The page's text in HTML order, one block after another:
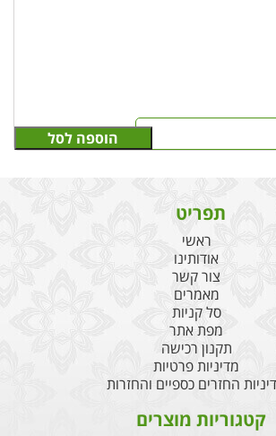
הוספה לסל
תפריט
ראשי
אודותינו
צור קשר
מאמרים
סל קניות
מפת אתר
תקנון רכישה
מדיניות פרטיות
החזרים כספיים והחזרות
קטגוריות מוצרים